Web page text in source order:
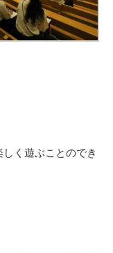
く遊ぶことのでき